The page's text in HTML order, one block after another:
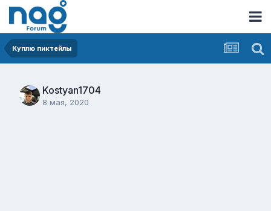
Куплю пиктейлы
Kostyan1704
8 мая, 2020